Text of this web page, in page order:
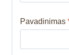
Pavadinimas